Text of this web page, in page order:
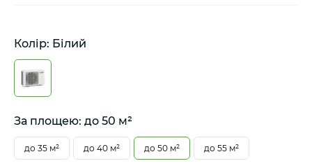
Колір: Білий
За площею: до 50 м²
до 35 м² до 40 м² до 50 м² до 55 м²